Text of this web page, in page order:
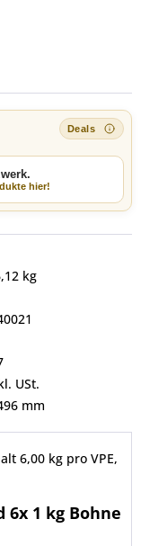
hier!
kg
USt.
mm
6,00 kg pro VPE,
1 kg Bohne